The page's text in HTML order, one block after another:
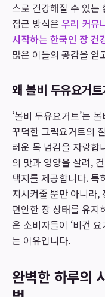
스로 건강해질 수 있는
접근 방식은 우리 커뮤
시작하는 한국인 장 건
많은 이들의 공감을 얻
왜 볼비 두유요거
‘볼비 두유요거트’는
꾸덕한 그릭요거트의
러운 목 넘김을 자랑합
의 맛과 영양을 살려,
택지를 제공합니다. 특
지시켜줄 뿐만 아니라,
편안한 장 상태를 유지
은 소비자들이 ‘비건
는 이유입니다.
완벽한 하루의